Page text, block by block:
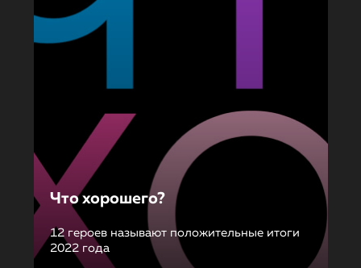
Что хорошего?
12 героев называют положительные итоги
2022 года